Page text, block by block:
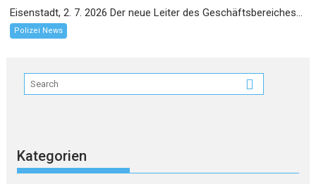
Eisenstadt, 2. 7. 2026 Der neue Leiter des Geschäftsbereiches...
Polizei News
Kategorien